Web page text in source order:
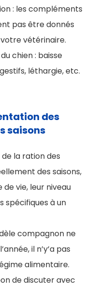
: les compléments
pas être donnés
vétérinaire.
chien : baisse
léthargie, etc.
des
saisons
la ration des
des saisons,
vie, leur niveau
spécifiques à un
compagnon ne
il n’y’a pas
alimentaire.
de discuter avec